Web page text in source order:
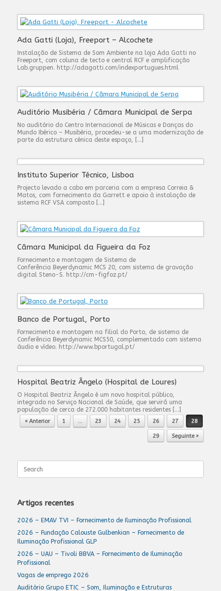
Ada Gatti (Loja), Freeport – Alcochete
Instalação de Sistema de Som Ambiente na loja Ada Gatti no
Freeport, com coluna de tecto e central RCF e amplificação
Lab.gruppen. http://adagatti.com/indexportugues.html
Auditório Musibéria / Câmara Municipal de Serpa
No auditório do Centro Internacional de Músicas e Danças do
Mundo Ibérico – Musibéria, procedeu-se a uma modernização de
parte da estrutura cénica deste espaço, […]
Instituto Superior Técnico, Lisboa
Projecto levado a cabo em parceria com a empresa Correia &
Matos, com fornecimento da Garrett e apoio à instalação de
sistema RCF VSA composto […]
Câmara Municipal da Figueira da Foz
Fornecimento e montagem de Sistema de
Conferência Beyerdynamic MCS 20, com sistema de gravação
digital Steno-S. http://cm-figfoz.pt/
Banco de Portugal, Porto
Fornecimento e montagem na filial do Porto, de sistema de
Conferência Beyerdynamic MCS50, complementado com sistema
áudio e vídeo. http://www.bportugal.pt/
Hospital Beatriz Ângelo (Hospital de Loures)
O Hospital Beatriz Ângelo é um novo hospital público,
integrado no Serviço Nacional de Saúde, que servirá uma
população de cerca de 272.000 habitantes residentes […]
Post navigation
« Anterior 1 … 23 24 25 26 27 28
29 Seguinte »
for:
Artigos recentes
2026 – EMAV TVI – Fornecimento de Iluminação Profissional
2026 – Fundação Calouste Gulbenkian – Fornecimento de
Iluminação Profissional GLP
2026 – UAU – Tivoli BBVA – Fornecimento de Iluminação
Profissional
Vagas de emprego 2026
Auditório Grupo ETIC – Som, Iluminação e Estruturas